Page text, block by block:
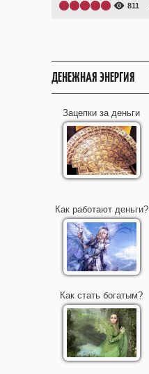
811
ДЕНЕЖНАЯ ЭНЕРГИЯ
Зацепки за деньги
Как работают деньги?
Как стать богатым?